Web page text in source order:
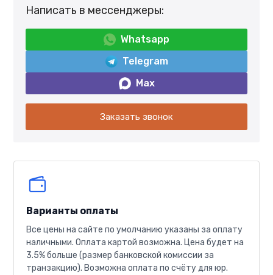
Написать в мессенджеры:
Whatsapp
Telegram
Max
Заказать звонок
Варианты оплаты
Все цены на сайте по умолчанию указаны за оплату
наличными. Оплата картой возможна. Цена будет на
3.5% больше (размер банковской комиссии за
транзакцию). Возможна оплата по счёту для юр.